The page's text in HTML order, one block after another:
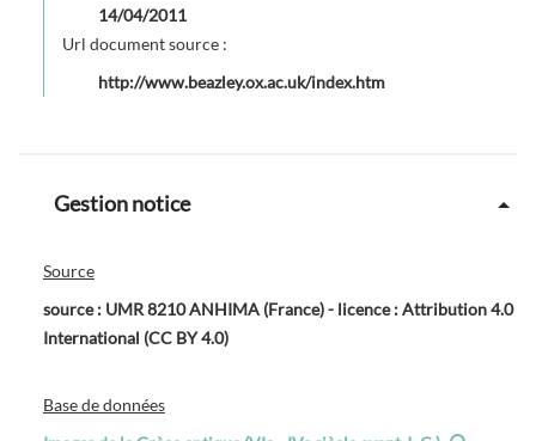
14/04/2011
Url document source :
http://www.beazley.ox.ac.uk/index.htm
Gestion notice
Source
source : UMR 8210 ANHIMA (France) - licence : Attribution 4.0
International (CC BY 4.0)
Base de données